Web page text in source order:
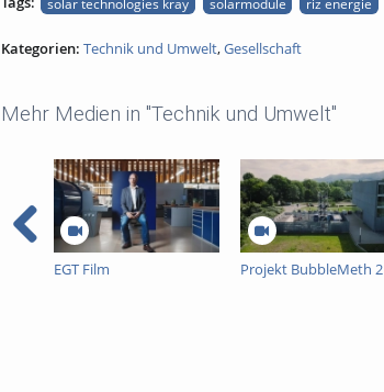
Kategorien: Technik und Umwelt,Gesellschaft
Mehr Medien in "Technik und Umwelt"
EGT Film Projekt BubbleMeth 2